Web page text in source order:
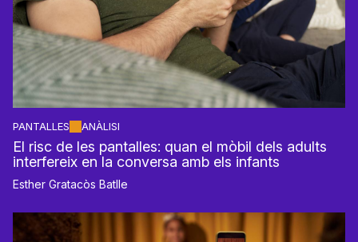
PANTALLES ANÀLISI
El risc de les pantalles: quan el mòbil dels adults
interfereix en la conversa amb els infants
Esther Gratacòs Batlle